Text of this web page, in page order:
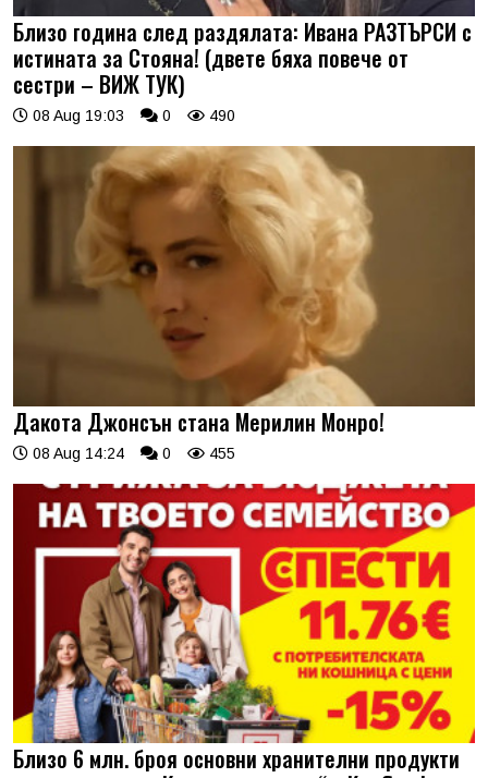
Близо година след раздялата: Ивана РАЗТЪРСИ с
истината за Стояна! (двете бяха повече от
сестри – ВИЖ ТУК)
08 Aug 19:03 0 490
Дакота Джонсън стана Мерилин Монро!
08 Aug 14:24 0 455
Близо 6 млн. броя основни хранителни продукти